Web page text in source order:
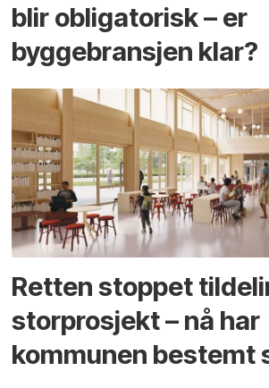
blir obligatorisk – er
byggebransjen klar?
Retten stoppet
storprosjekt – nå har
kommunen bestemt